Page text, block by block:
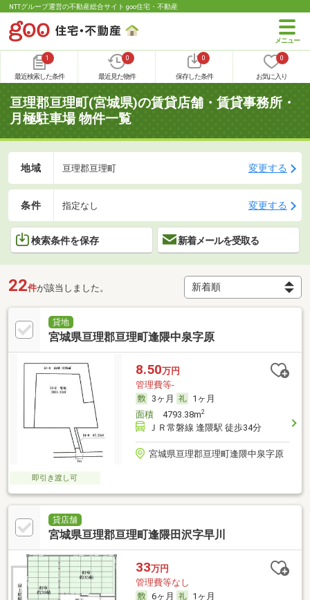
NTTグループ運営の不動産総合サイト goo住宅・不動産
1
最近検索した条件
0
最近見た物件
0
保存した条件
0
お気に入り
亘理郡亘理町(宮城県)の賃貸店舗・賃貸事務所・
月極駐車場 物件一覧
地域 亘理郡亘理町 変更する
条件 指定なし 変更する
検索条件を保存 新着メールを受取る
22件が該当しました。
貸地
宮城県亘理郡亘理町逢隈中泉字原
8.50万円
管理費等-
3ヶ月
1ヶ月
面積4793.38m2
ＪＲ常磐線 逢隈駅 徒歩34分
宮城県亘理郡亘理町逢隈中泉字原
即引き渡し可
貸店舗
宮城県亘理郡亘理町逢隈田沢字早川
33万円
管理費等なし
6ヶ月
1ヶ月